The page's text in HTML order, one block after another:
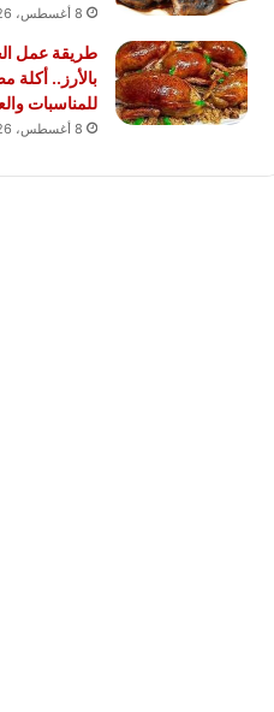
8 أغسطس، 2026
طريقة عمل
بالأرز.. أكلة
للمناسبات
8 أغسطس، 2026